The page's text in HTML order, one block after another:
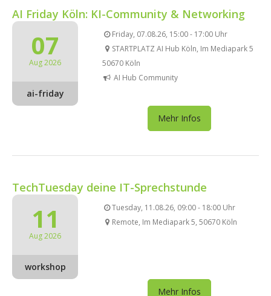
AI Friday Köln: KI-Community & Networking
07
Aug 2026
ai-friday
Friday, 07.08.26, 15:00 - 17:00 Uhr
STARTPLATZ AI Hub Köln, Im Mediapark 5
50670 Köln
AI Hub Community
Mehr Infos
TechTuesday deine IT-Sprechstunde
11
Aug 2026
workshop
Tuesday, 11.08.26, 09:00 - 18:00 Uhr
Remote, Im Mediapark 5, 50670 Köln
Mehr Infos